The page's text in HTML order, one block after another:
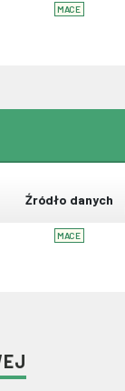
MACE
Źródło danych
MACE